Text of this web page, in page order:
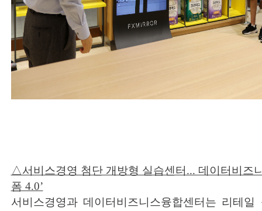
△서비스경영 첨단 개방형 실습센터... 데이터비즈
폼 4.0’
서비스경영과 데이터비즈니스융합센터는 리테